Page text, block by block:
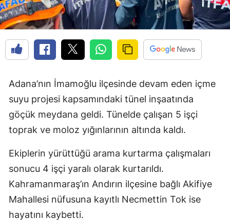
Adana’nın İmamoğlu ilçesinde devam eden içme
suyu projesi kapsamındaki tünel inşaatında
göçük meydana geldi. Tünelde çalışan 5 işçi
toprak ve moloz yığınlarının altında kaldı.
Ekiplerin yürüttüğü arama kurtarma çalışmaları
sonucu 4 işçi yaralı olarak kurtarıldı.
Kahramanmaraş’ın Andırın ilçesine bağlı Akifiye
Mahallesi nüfusuna kayıtlı Necmettin Tok ise
hayatını kaybetti.